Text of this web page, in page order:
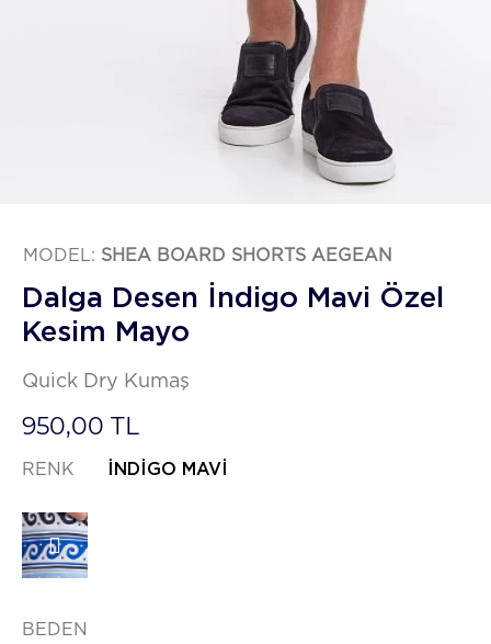
MODEL: SHEA BOARD SHORTS AEGEAN
Dalga Desen İndigo Mavi Özel
Kesim Mayo
Quick Dry Kumaş
950,00 TL
RENK İNDIGO MAVI
BEDEN